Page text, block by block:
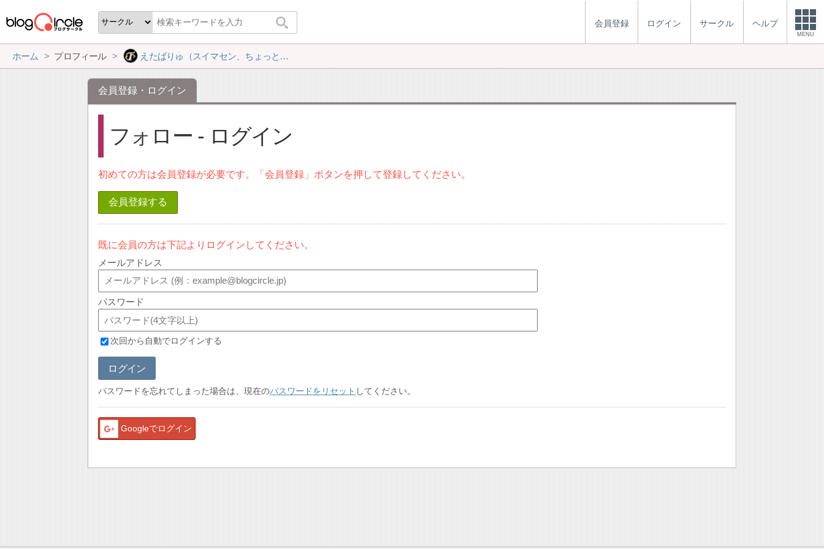
会員登録 ログイン サークル ヘルプ
MENU
ホーム プロフィール えたばりゅ（スイマセン、ちょっとブロサー活動ほぼ休止中）
会員登録・ログイン
フォロー - ログイン
初めての方は会員登録が必要です。「会員登録」ボタンを押して登録してください。
会員登録する
既に会員の方は下記よりログインしてください。
メールアドレス
パスワード
次回から自動でログインする
ログイン
パスワードを忘れてしまった場合は、現在のパスワードをリセット してください。
Googleでログイン